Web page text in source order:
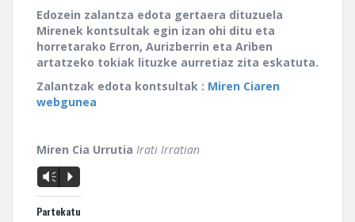
Edozein zalantza edota gertaera dituzuela
Mirenek kontsultak egin izan ohi ditu eta
horretarako Erron, Aurizberrin eta Ariben
artatzeko tokiak lituzke aurretiaz zita eskatuta.
Zalantzak edota kontsultak : Miren Ciaren
webgunea
Miren Cia Urrutia Irati Irratian
Vm P
Partekatu